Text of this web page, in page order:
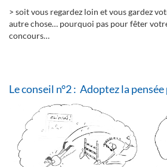
> soit vous regardez loin et vous gardez
autre chose… pourquoi pas pour fêter
concours…
Le conseil n°2 : Adoptez la